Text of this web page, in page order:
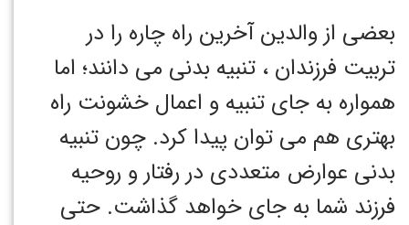
بعضی از والدین آخرین راه چاره را در
تربیت فرزندان ، تنبیه بدنی می دانند؛ اما
همواره به جای تنبیه و اعمال خشونت راه
بهتری هم می توان پیدا کرد. چون تنبیه
بدنی عوارض متعددی در رفتار و روحیه
فرزند شما به جای خواهد گذاشت. حتی